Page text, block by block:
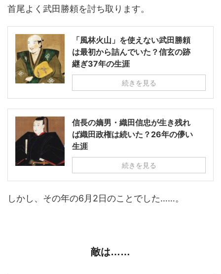
首尾よく武田勝頼を討ち取ります。
「風林火山」を使えない武田勝頼
は最初から詰んでいた？信玄の跡
継ぎ37年の生涯
続きを見る
信長の嫡男・織田信忠が生き残れ
ば織田政権は続いた？26年の儚い
生涯
続きを見る
しかし、その年の6月2日のことでした……。
敵は……